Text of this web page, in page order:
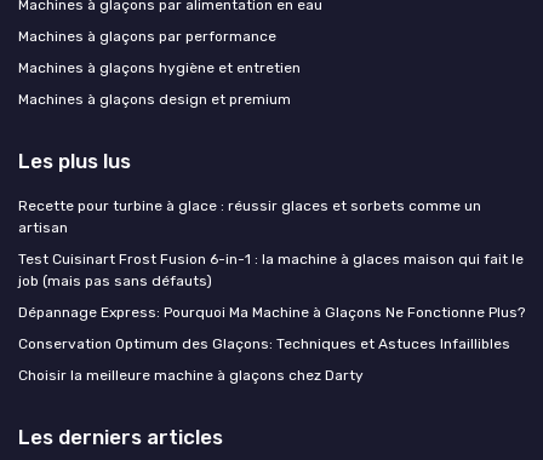
Machines à glaçons par alimentation en eau
Machines à glaçons par performance
Machines à glaçons hygiène et entretien
Machines à glaçons design et premium
Les plus lus
Recette pour turbine à glace : réussir glaces et sorbets comme un
artisan
Test Cuisinart Frost Fusion 6-in-1 : la machine à glaces maison qui fait le
job (mais pas sans défauts)
Dépannage Express: Pourquoi Ma Machine à Glaçons Ne Fonctionne Plus?
Conservation Optimum des Glaçons: Techniques et Astuces Infaillibles
Choisir la meilleure machine à glaçons chez Darty
Les derniers articles